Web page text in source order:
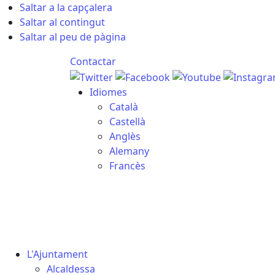
Saltar a la capçalera
Saltar al contingut
Saltar al peu de pàgina
Contactar
Idiomes
Català
Castellà
Anglès
Alemany
Francès
L'Ajuntament
Alcaldessa